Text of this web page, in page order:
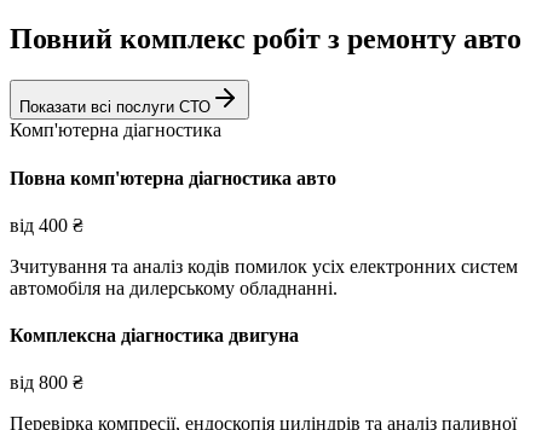
Повний комплекс робіт з ремонту авто
Показати всі послуги СТО
Комп'ютерна діагностика
Повна комп'ютерна діагностика авто
від 400 ₴
Зчитування та аналіз кодів помилок усіх електронних систем
автомобіля на дилерському обладнанні.
Комплексна діагностика двигуна
від 800 ₴
Перевірка компресії, ендоскопія циліндрів та аналіз паливної